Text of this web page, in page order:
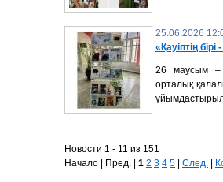
25.06.2026
«Қауіптің
26 маусым –
орталық
Новости 1 - 11 из 151
Начало | Пред. | 1 2 3 4 5 След.